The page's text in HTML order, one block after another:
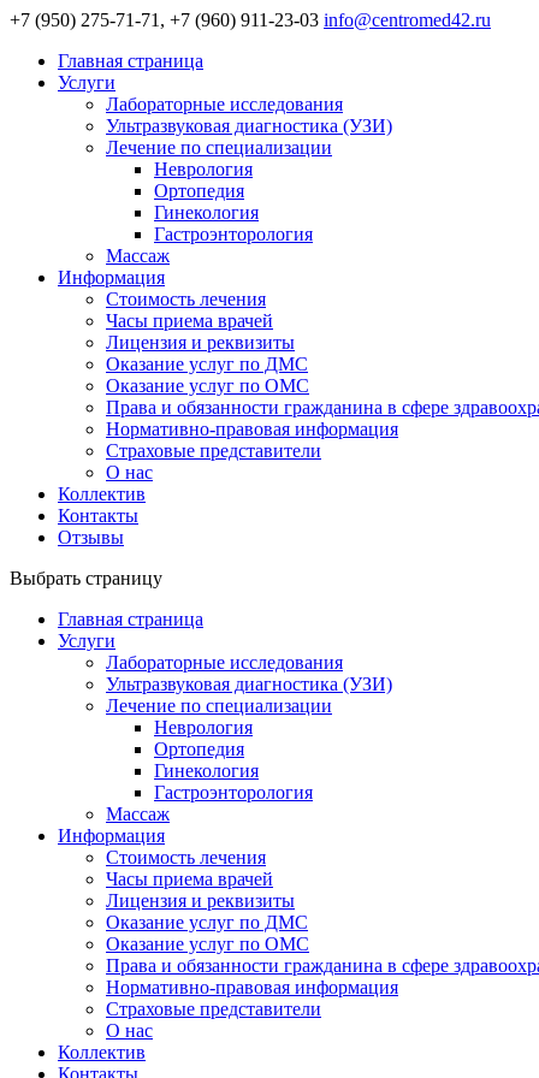
+7 (950) 275-71-71, +7 (960) 911-23-03 info@centromed42.ru
Главная страница
Услуги
Лабораторные исследования
Ультразвуковая диагностика (УЗИ)
Лечение по специализации
Неврология
Ортопедия
Гинекология
Гастроэнторология
Массаж
Информация
Стоимость лечения
Часы приема врачей
Лицензия и реквизиты
Оказание услуг по ДМС
Оказание услуг по ОМС
Права и обязанности гражданина в сфере
Нормативно-правовая информация
Страховые представители
О нас
Коллектив
Контакты
Отзывы
Выбрать страницу
Главная страница
Услуги
Лабораторные исследования
Ультразвуковая диагностика (УЗИ)
Лечение по специализации
Неврология
Ортопедия
Гинекология
Гастроэнторология
Массаж
Информация
Стоимость лечения
Часы приема врачей
Лицензия и реквизиты
Оказание услуг по ДМС
Оказание услуг по ОМС
Права и обязанности гражданина в сфере
Нормативно-правовая информация
Страховые представители
О нас
Коллектив
Контакты